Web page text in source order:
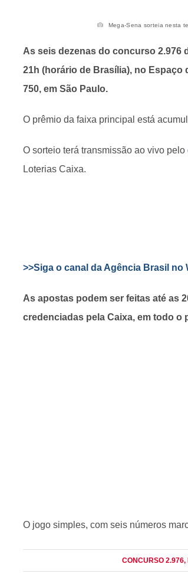
Mega-Sena sorteia nesta
As seis dezenas do concurso 2.976
21h (horário de Brasília), no Espaço
750, em São Paulo.
O prêmio da faixa principal está
O sorteio terá transmissão ao vivo pelo
Loterias Caixa.
>>Siga o canal da Agência Brasil no
As apostas podem ser feitas até as
credenciadas pela Caixa, em todo o
O jogo simples, com seis números
CONCURSO 2.976,